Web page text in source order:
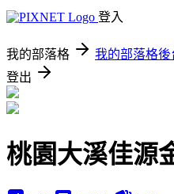
登入
我的部落格 我的部落格後
登出
桃園大溪佳源